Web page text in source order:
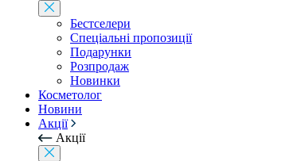
Бестселери
Спеціальні пропозиції
Подарунки
Розпродаж
Новинки
Косметолог
Новини
Акції
Акції